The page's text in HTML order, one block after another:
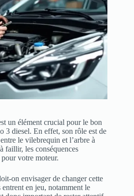
un élément crucial pour le bon
3 diesel. En effet, son rôle est de
le vilebrequin et l’arbre à
faillir, les conséquences
votre moteur.
on envisager de changer cette
en jeu, notamment le